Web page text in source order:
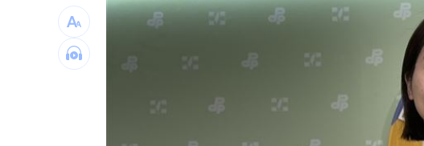
一軍不是來跑龍套 餅總對新人不手下留情 19:03
靠2根鐵軌橫掃AI鏈 川湖財報衝上萬金股 19:03
18:57
18:53